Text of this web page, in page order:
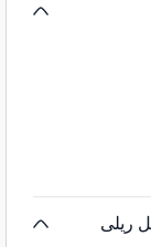
ریلی